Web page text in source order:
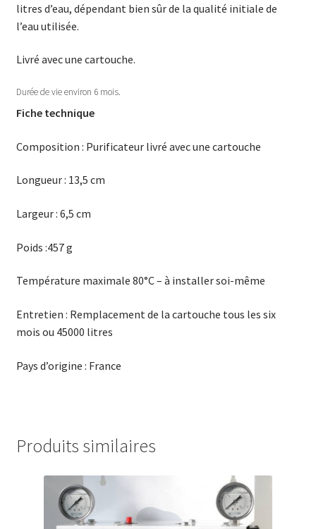
litres d’eau, dépendant bien sûr de la qualité initiale de
l’eau utilisée.
Livré avec une cartouche.
Durée de vie environ 6 mois.
Fiche technique
Composition : Purificateur livré avec une cartouche
Longueur : 13,5 cm
Largeur : 6,5 cm
Poids :457 g
Température maximale 80°C – à installer soi-même
Entretien : Remplacement de la cartouche tous les six
mois ou 45000 litres
Pays d’origine : France
Produits similaires